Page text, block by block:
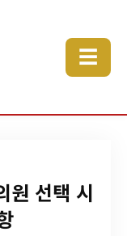
☰
원 선택 시